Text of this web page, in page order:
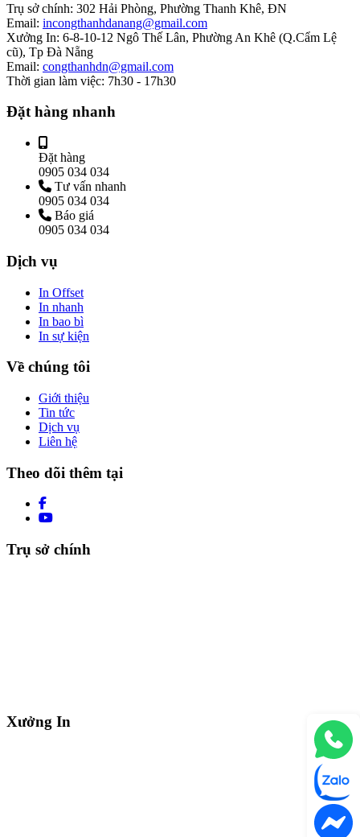
Trụ sở chính: 302 Hải Phòng, Phường Thanh Khê, ĐN
Email: incongthanhdanang@gmail.com
Xưởng In: 6-8-10-12 Ngô Thế Lân, Phường An Khê (Q.Cẩm Lệ
cũ), Tp Đà Nẵng
Email: congthanhdn@gmail.com
Thời gian làm việc: 7h30 - 17h30
Đặt hàng nhanh
Đặt hàng
0905 034 034
Tư vấn nhanh
0905 034 034
Báo giá
0905 034 034
Dịch vụ
In Offset
In nhanh
In bao bì
In sự kiện
Về chúng tôi
Giới thiệu
Tin tức
Dịch vụ
Liên hệ
Theo dõi thêm tại
Trụ sở chính
Xưởng In